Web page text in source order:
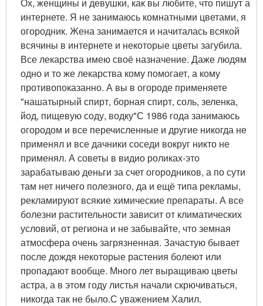
интернете. Я не занимаюсь комнатными цветами, я
огородник. Жена занимается и начиталась всякой
всячины в интернете и некоторые цветы загубила.
Все лекарства имею своё назначение. Даже людям
одно и то же лекарства кому помогает, а кому
противопоказанно. А вы в огороде применяете
"нашатырный спирт, борная спирт, соль, зеленка,
йод, пищевую соду, водку"С 1986 года занимаюсь
огородом и все перечисленные и другие никогда не
применял и все дачники соседи вокруг никто не
применял. А советы в видио роликах-это
зарабатываю деньги за счет огородников, а по сути
там нет ничего полезного, да и ещё типа рекламы,
рекламируют всякие химические препараты. А все
болезни растительности зависит от климатических
условий, от региона и не забывайте, что земная
атмосфера очень загрязненная. Зачастую бывает
после дождя некоторые растения болеют или
пропадают вообще. Много лет выращиваю цветы
астра, а в этом году листья начали скрючиваться,
никогда так не было.С уважением Халил.